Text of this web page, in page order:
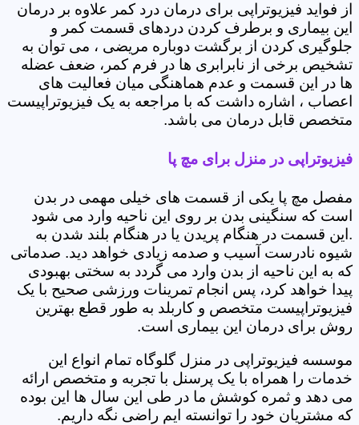
از فواید فیزیوتراپی برای درمان درد کمر علاوه بر درمان
این بیماری و برطرف کردن دردهای قسمت کمر و
جلوگیری کردن از برگشت دوباره مریضی ، می توان به
تشخیص برخی از نابرابری ها در فرم کمر، ضعف عضله
ها در این قسمت و عدم هماهنگی میان فعالیت های
اعصاب ، اشاره داشت که با مراجعه به یک فیزیوتراپیست
متخصص قابل درمان می باشد.
فیزیوتراپی در منزل برای مچ پا
مفصل مچ پا یکی از قسمت های خیلی مهمی در بدن
است که سنگینی بدن بر روی این ناحیه وارد می شود
.این قسمت در هنگام پریدن یا در هنگام بلند شدن به
شیوه نادرست آسیب و صدمه زیادی خواهد دید. صدماتی
که به این ناحیه از بدن وارد می گردد به سختی بهبودی
پیدا خواهد کرد، پس انجام تمرینات ورزشی صحیح با یک
فیزیوتراپیست متخصص و کاربلد به طور قطع بهترین
روش برای درمان این بیماری است.
موسسه فیزیوتراپی در منزل گلوگاه تمام انواع این
خدمات را همراه با یک پرسنل با تجربه و متخصص ارائه
می دهد و ثمره کوشش ما در طی این سال ها این بوده
که مشتریان خود را توانسته ایم راضی نگه داریم.